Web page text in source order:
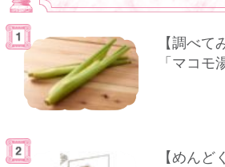
【調べて
「マコモ
【めんど